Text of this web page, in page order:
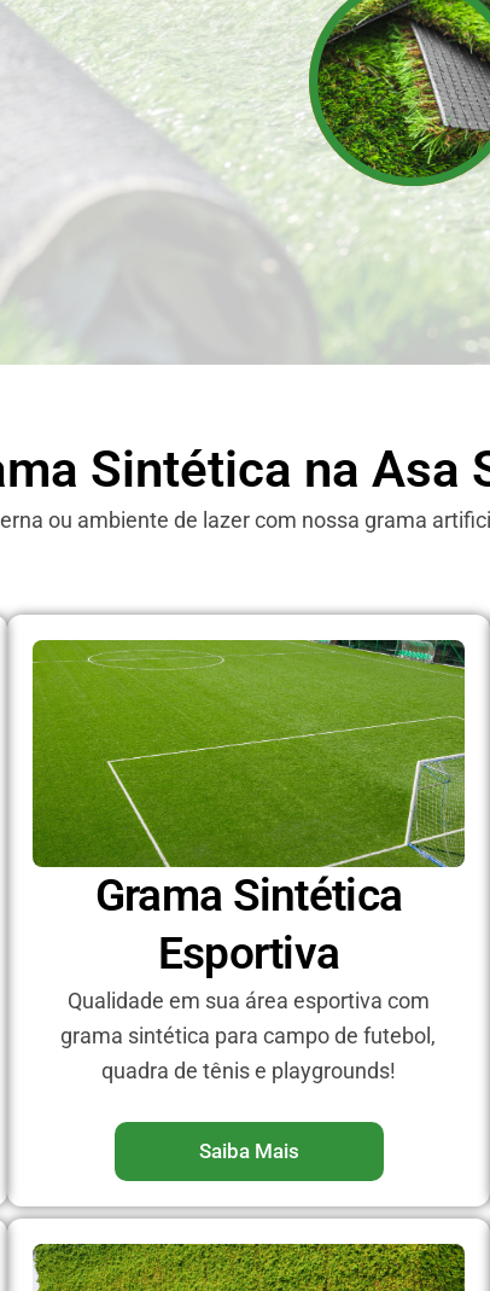
Sintética na Asa
ou ambiente de lazer com nossa grama
Grama Sintética
Esportiva
Qualidade em sua área esportiva com
grama sintética para campo de futebol,
quadra de tênis e playgrounds!
Saiba Mais